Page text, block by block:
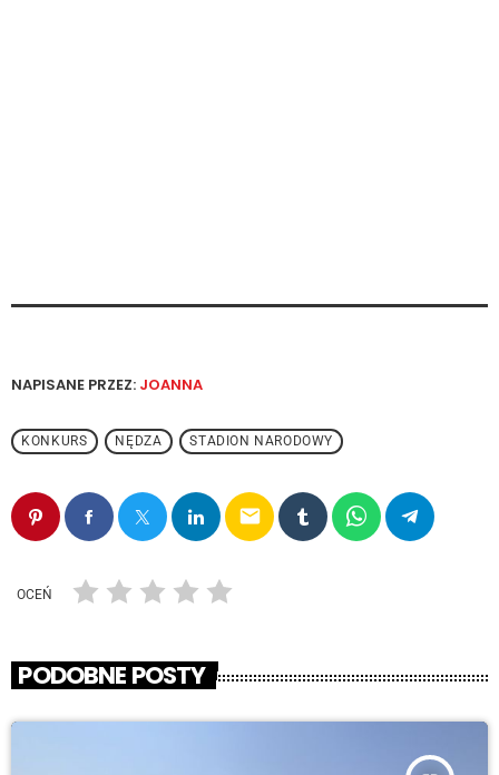
NAPISANE PRZEZ: JOANNA
KONKURS NĘDZA STADION NARODOWY
email
OCEŃ
PODOBNE POSTY